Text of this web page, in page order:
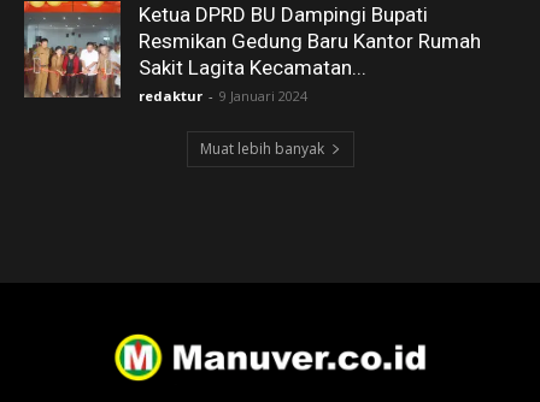
Ketua DPRD BU Dampingi Bupati
Resmikan Gedung Baru Kantor Rumah
Sakit Lagita Kecamatan...
redaktur - 9 Januari 2024
Muat lebih banyak